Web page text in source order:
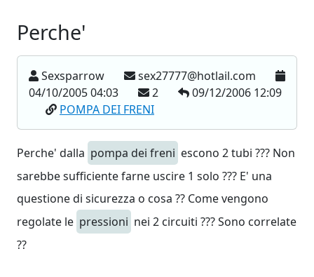
Perche'
Sexsparrow
sex27777@hotlail.com
04/10/2005 04:03
2
09/12/2006 12:09
POMPA DEI FRENI
Perche' dalla pompa dei freni escono 2 tubi ??? Non
sarebbe sufficiente farne uscire 1 solo ??? E' una
questione di sicurezza o cosa ?? Come vengono
regolate le pressioni nei 2 circuiti ??? Sono correlate
??